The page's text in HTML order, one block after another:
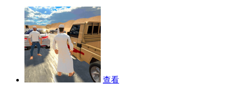
查看